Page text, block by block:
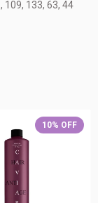
109, 133, 63, 44
10% OFF